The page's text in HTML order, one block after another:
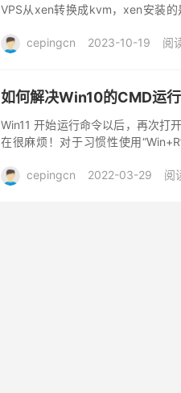
VPS从xen转换成kvm，xen安装
cepingcn
2023-10-19 阅
如何解决Win10的CMD运
Win11 开始运行命令以后，再次打
在很麻烦！对于习惯性使用
cepingcn
2022-03-29 阅